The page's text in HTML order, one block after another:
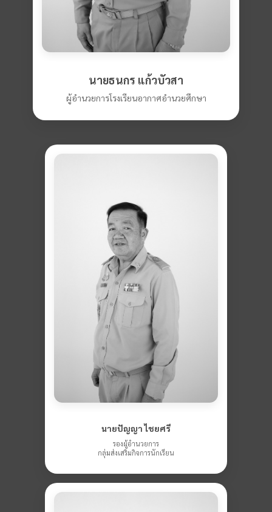
นายธนกร แก้วบัวสา
ผู้อำนวยการโรงเรียนอากาศอำนวยศึกษา
นายปัญญา ไชยศรี
รองผู้อำนวยการ
กลุ่มส่งเสริมกิจการนักเรียน